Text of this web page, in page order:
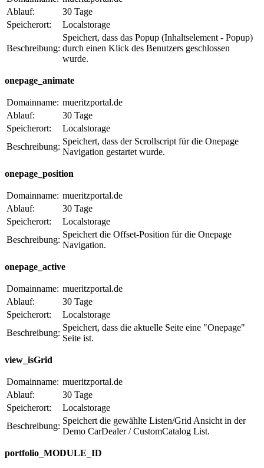
Ablauf:
30 Tage
Speicherort:
Localstorage
Beschreibung:
Speichert, dass das Popup (Inhaltselement - Popup)
durch einen Klick des Benutzers geschlossen
wurde.
onepage_animate
Domainname: mueritzportal.de
Ablauf:
30 Tage
Speicherort:
Localstorage
Beschreibung:
Speichert, dass der Scrollscript für die Onepage
Navigation gestartet wurde.
onepage_position
Domainname: mueritzportal.de
Ablauf:
30 Tage
Speicherort:
Localstorage
Beschreibung:
Speichert die Offset-Position für die Onepage
Navigation.
onepage_active
Domainname: mueritzportal.de
Ablauf:
30 Tage
Speicherort:
Localstorage
Beschreibung:
Speichert, dass die aktuelle Seite eine "Onepage"
Seite ist.
view_isGrid
Domainname: mueritzportal.de
Ablauf:
30 Tage
Speicherort:
Localstorage
Beschreibung:
Speichert die gewählte Listen/Grid Ansicht in der
Demo CarDealer / CustomCatalog List.
portfolio_MODULE_ID